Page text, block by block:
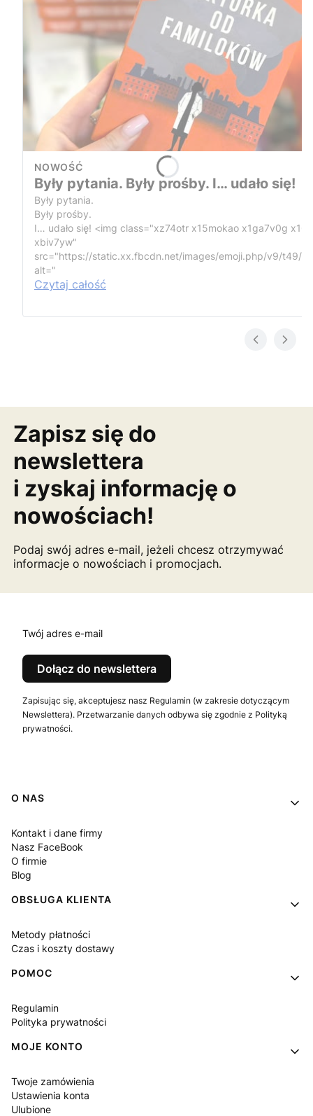
NOWOŚĆ
Były pytania. Były prośby. I… udało się!
Były pytania.
Były prośby.
I… udało się! <img class="xz74otr x15mokao x1ga7v0g
xbiv7yw"
src="https://static.xx.fbcdn.net/images/emoji.php/v9/t49/1/
alt="
Czytaj całość
Zapisz się do
newslettera
i zyskaj informację o
nowościach!
Podaj swój adres e-mail, jeżeli chcesz otrzymywać
informacje o nowościach i promocjach.
Twój adres e-mail
Dołącz do newslettera
Zapisując się, akceptujesz nasz Regulamin (w zakresie dotyczącym
Newslettera). Przetwarzanie danych odbywa się zgodnie z Polityką
prywatności.
Linki w stopce
O NAS
Kontakt i dane firmy
Nasz FaceBook
O firmie
Blog
OBSŁUGA KLIENTA
Metody płatności
Czas i koszty dostawy
POMOC
Regulamin
Polityka prywatności
MOJE KONTO
Twoje zamówienia
Ustawienia konta
Ulubione